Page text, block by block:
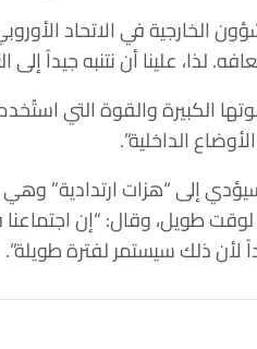
الخارجية في الاتحاد
لذا، علينا أن نتنبه جيداً إلى
الكبيرة والقوة التي
الداخلية”.
سيؤدي إلى “هزات ارتدادية”
طويل، وقال: “إن
لأن ذلك سيستمر لفترة طويلة”.